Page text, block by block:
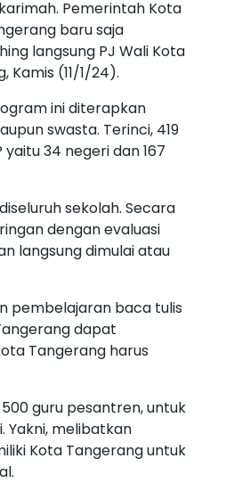
Pemerintah Kota
baru saja
langsung PJ Wali Kota
Kamis (11/1/24).
ini diterapkan
swasta. Terinci, 419
34 negeri dan 167
sekolah. Secara
dengan evaluasi
langsung dimulai atau
pembelajaran baca tulis
dapat
Tangerang harus
guru pesantren, untuk
Yakni, melibatkan
Kota Tangerang untuk